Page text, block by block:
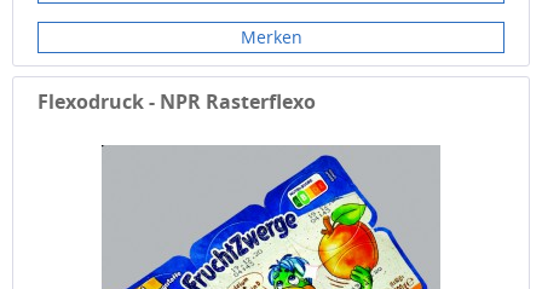
Merken
Flexodruck - NPR Rasterflexo